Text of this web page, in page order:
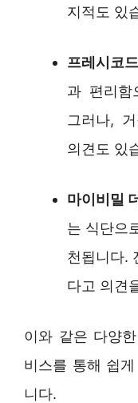
지적도 있
프레시코드
과 편리함
그러나,
의견도 있
마이비밀
는 식단으
천됩니다.
다고 의견
이와 같은 다양
비스를 통해 쉽
니다.